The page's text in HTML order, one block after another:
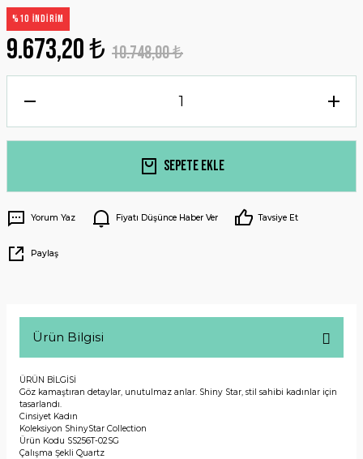
%10 İNDİRİM
9.673,20 ₺ 10.748,00 ₺
Sepete Ekle
Yorum Yaz Fiyatı Düşünce Haber Ver Tavsiye Et
Paylaş
Ürün Bilgisi
ÜRÜN BİLGİSİ
Göz kamaştıran detaylar, unutulmaz anlar. Shiny Star, stil sahibi kadınlar için
tasarlandı.
Cinsiyet Kadın
Koleksiyon ShinyStar Collection
Ürün Kodu SS256T-02SG
Çalışma Şekli Quartz